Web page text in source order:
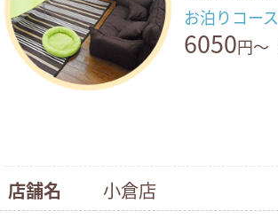
お泊りコース
6050円～
店舗名 小倉店